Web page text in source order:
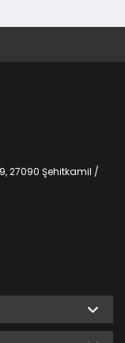
27090 Şehitkamil /